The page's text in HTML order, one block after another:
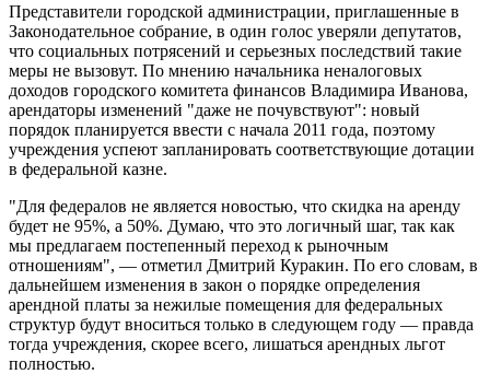
Представители городской администрации, приглашенные в
Законодательное собрание, в один голос уверяли депутатов,
что социальных потрясений и серьезных последствий такие
меры не вызовут. По мнению начальника неналоговых
доходов городского комитета финансов Владимира Иванова,
арендаторы изменений "даже не почувствуют": новый
порядок планируется ввести с начала 2011 года, поэтому
учреждения успеют запланировать соответствующие дотации
в федеральной казне.
"Для федералов не является новостью, что скидка на аренду
будет не 95%, а 50%. Думаю, что это логичный шаг, так как
мы предлагаем постепенный переход к рыночным
отношениям", — отметил Дмитрий Куракин. По его словам, в
дальнейшем изменения в закон о порядке определения
арендной платы за нежилые помещения для федеральных
структур будут вноситься только в следующем году — правда
тогда учреждения, скорее всего, лишаться арендных льгот
полностью.